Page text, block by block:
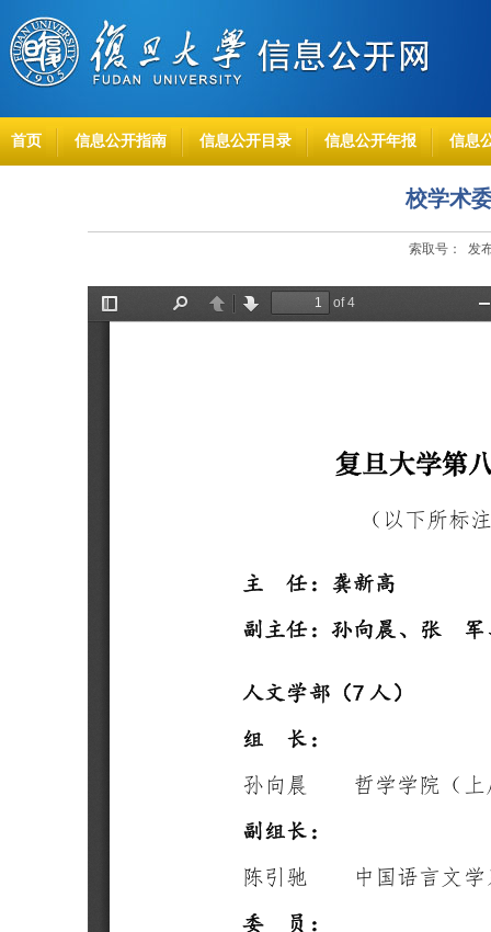
首页 信息公开指南 信息公开目录 信息公开年报 信息
校学术
索取号： 发